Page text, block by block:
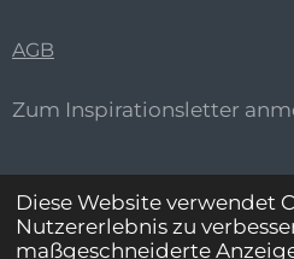
Diese Website verwendet
Nutzererlebnis zu
maßgeschneiderte
a
r
o
I
AGB
Zum Inspirationsletter